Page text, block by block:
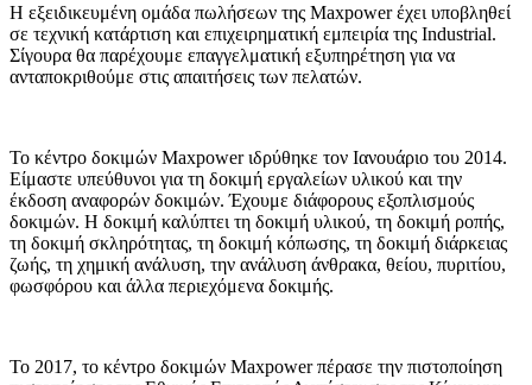
Η εξειδικευμένη ομάδα πωλήσεων της Maxpower έχει υποβληθεί
σε τεχνική κατάρτιση και επιχειρηματική εμπειρία της Industrial.
Σίγουρα θα παρέχουμε επαγγελματική εξυπηρέτηση για να
ανταποκριθούμε στις απαιτήσεις των πελατών.
Το κέντρο δοκιμών Maxpower ιδρύθηκε τον Ιανουάριο του 2014.
Είμαστε υπεύθυνοι για τη δοκιμή εργαλείων υλικού και την
έκδοση αναφορών δοκιμών. Έχουμε διάφορους εξοπλισμούς
δοκιμών. Η δοκιμή καλύπτει τη δοκιμή υλικού, τη δοκιμή ροπής,
τη δοκιμή σκληρότητας, τη δοκιμή κόπωσης, τη δοκιμή διάρκειας
ζωής, τη χημική ανάλυση, την ανάλυση άνθρακα, θείου, πυριτίου,
φωσφόρου και άλλα περιεχόμενα δοκιμής.
Το 2017, το κέντρο δοκιμών Maxpower πέρασε την πιστοποίηση